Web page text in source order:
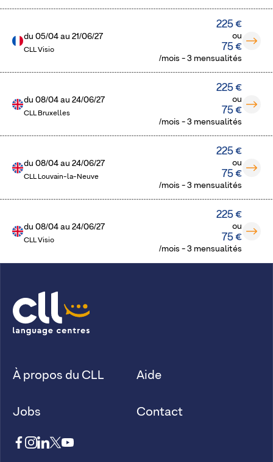
du05/04 au21/06/27
CLL Visio
225 €
ou
75 €
/mois - 3 mensualités
du08/04 au24/06/27
CLL Bruxelles
225 €
ou
75 €
/mois - 3 mensualités
du08/04 au24/06/27
CLL Louvain-la-Neuve
225 €
ou
75 €
/mois - 3 mensualités
du08/04 au24/06/27
CLL Visio
225 €
ou
75 €
/mois - 3 mensualités
À propos du CLL
Jobs
Aide
Contact